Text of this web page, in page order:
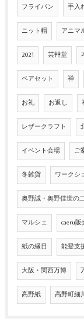
フライパン 手入
ニット帽 アニマ
2021 芸艸堂
ペアセット 禅
お礼 お返し
レザークラフト
イベント会場 ご
冬雑貨 ワークシ
奥野誠・奥野佳世の
マルシェ caeru
紙の縁日 能登支
大阪・関西万博
高野紙 高野町細